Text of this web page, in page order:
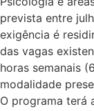
prevista entre
exigência é
das vagas
horas semanais
modalidade
O programa terá